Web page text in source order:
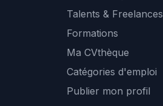
Talents & Freelances
Formations
Ma CVthèque
Catégories d'emploi
Publier mon profil